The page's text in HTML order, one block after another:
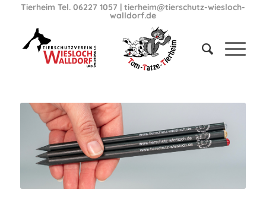
Tierheim Tel. 06227 1057| tierheim@tierschutz-wiesloch-
walldorf.de